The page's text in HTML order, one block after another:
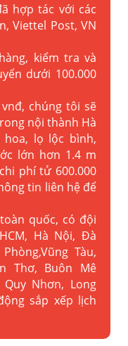
hợp tác với các
Viettel Post, VN
kiểm tra và
dưới 100.000
chúng tôi sẽ
nội thành Hà
lọ lộc bình,
lớn hơn 1.4 m
phí tử 600.000
tin liên hệ để
quốc, có đội
Hà Nội, Đà
Tàu,
Thơ, Buôn Mê
Nhơn, Long
sắp xếp lịch